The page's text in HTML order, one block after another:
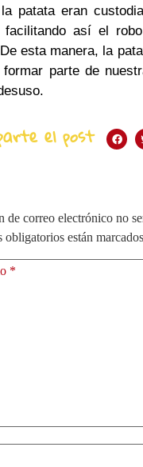
patata eran
facilitando así el
esta manera, la
parte de
el post
de correo electrónico no
obligatorios están
*